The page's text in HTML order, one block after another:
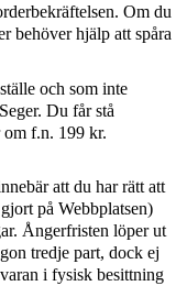
Om du
behöver hjälp att spåra
och som inte
Du får stå
om f.n. 199 kr.
att du har rätt att
på Webbplatsen)
Ångerfristen löper ut
tredje part, dock ej
i fysisk besittning